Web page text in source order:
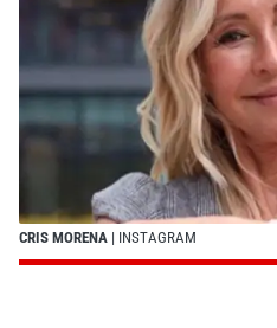
CRIS MORENA | INSTAGRAM